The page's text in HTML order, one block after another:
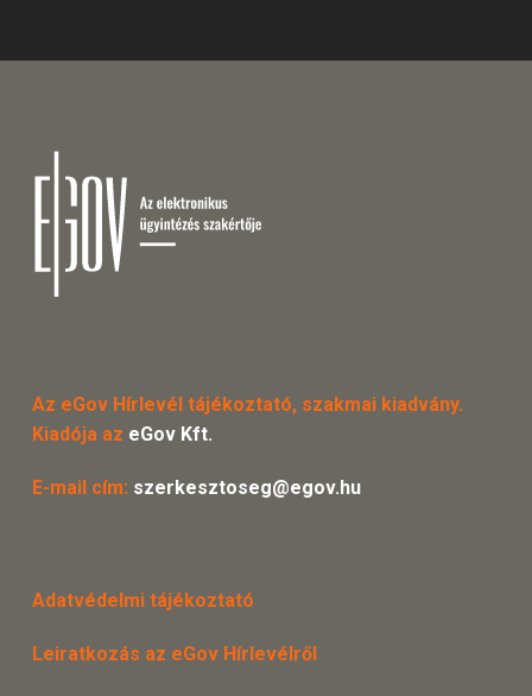
Az eGov Hírlevél tájékoztató, szakmai kiadvány.
Kiadója az eGov Kft.
E-mail cím: szerkesztoseg@egov.hu
Adatvédelmi tájékoztató
Leiratkozás az eGov Hírlevélről